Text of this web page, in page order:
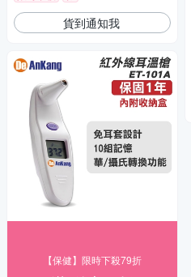
貨到通知我
【保健】限時下殺79折